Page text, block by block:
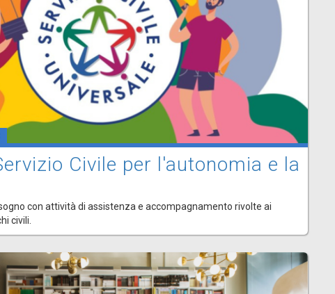
Civile per l'autonomia e la
con attività di assistenza e accompagnamento rivolte ai
civili.